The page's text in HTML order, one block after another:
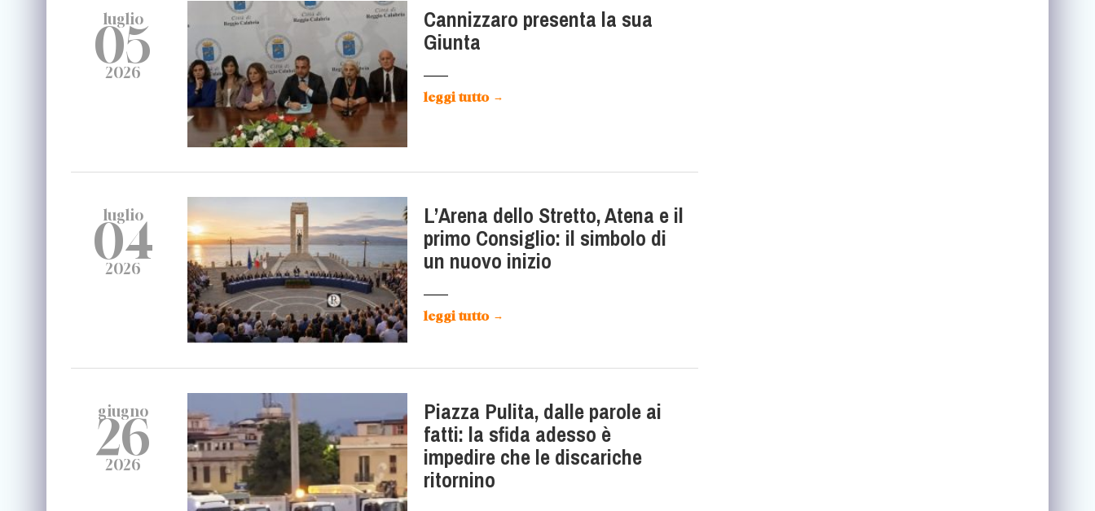
luglio
05
2026
Cannizzaro presenta la sua
Giunta
leggi tutto →
luglio
04
2026
L’Arena dello Stretto, Atena e il
primo Consiglio: il simbolo di
un nuovo inizio
leggi tutto →
giugno
26
2026
Piazza Pulita, dalle parole ai
fatti: la sfida adesso è
impedire che le discariche
ritornino